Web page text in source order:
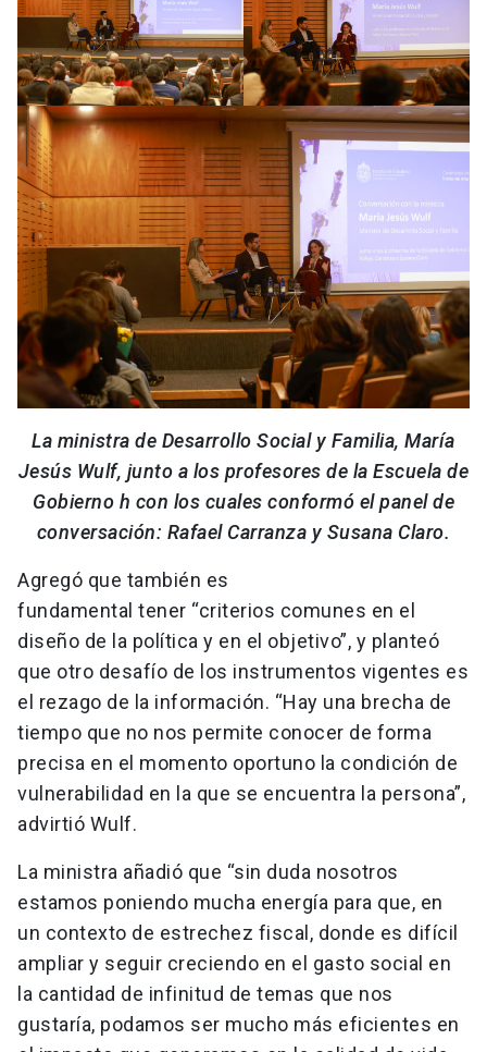
La ministra de Desarrollo Social y Familia, María
Jesús Wulf, junto a los profesores de la Escuela de
Gobierno h con los cuales conformó el panel de
conversación: Rafael Carranza y Susana Claro.
Agregó que también es
fundamental tener “criterios comunes en el
diseño de la política y en el objetivo”, y planteó
que otro desafío de los instrumentos vigentes es
el rezago de la información. “Hay una brecha de
tiempo que no nos permite conocer de forma
precisa en el momento oportuno la condición de
vulnerabilidad en la que se encuentra la persona”,
advirtió Wulf.
La ministra añadió que “sin duda nosotros
estamos poniendo mucha energía para que, en
un contexto de estrechez fiscal, donde es difícil
ampliar y seguir creciendo en el gasto social en
la cantidad de infinitud de temas que nos
gustaría, podamos ser mucho más eficientes en